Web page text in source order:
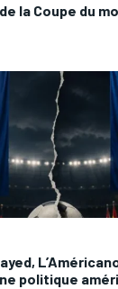
la Coupe du
politique